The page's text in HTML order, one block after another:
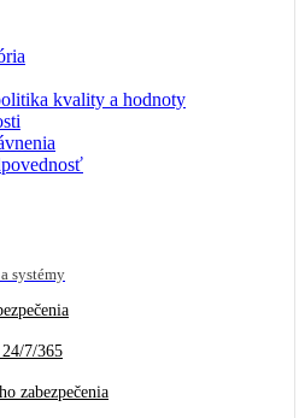
kvality a hodnoty
systémy
7/365
zabezpečenia